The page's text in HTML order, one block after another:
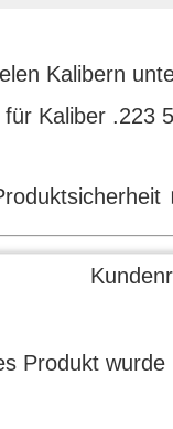
Kalibern
Kaliber .223
Produkt